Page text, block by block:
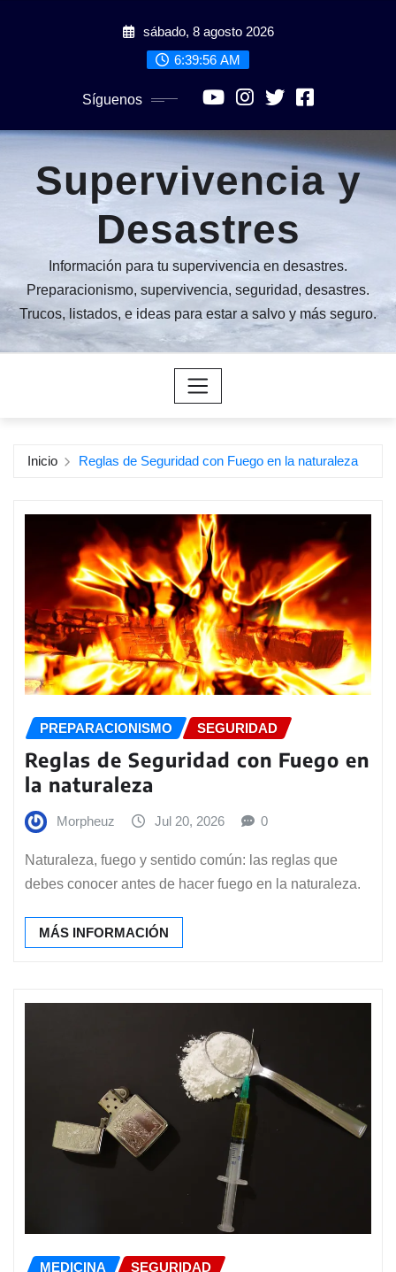
sábado, 8 agosto 2026
6:39:58 AM
Síguenos
Supervivencia y
Desastres
Información para tu supervivencia en desastres.
Preparacionismo, supervivencia, seguridad, desastres.
Trucos, listados, e ideas para estar a salvo y más seguro.
Inicio Reglas de Seguridad con Fuego en la naturaleza
PREPARACIONISMO SEGURIDAD
Reglas de Seguridad con Fuego en
la naturaleza
Morpheuz Jul 20, 2026 0
Naturaleza, fuego y sentido común: las reglas que
debes conocer antes de hacer fuego en la naturaleza.
MÁS INFORMACIÓN
MEDICINA SEGURIDAD